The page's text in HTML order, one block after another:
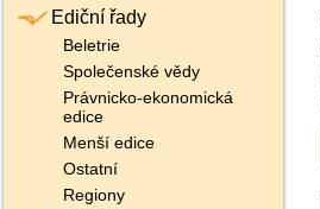
Ediční řady
Beletrie
Společenské vědy
Právnicko-ekonomická
edice
Menší edice
Ostatní
Regiony